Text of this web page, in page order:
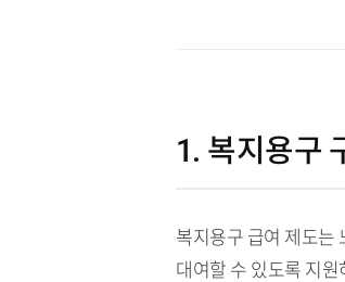
1. 복지용구
복지용구 급여 제도는
대여할 수 있도록 지원